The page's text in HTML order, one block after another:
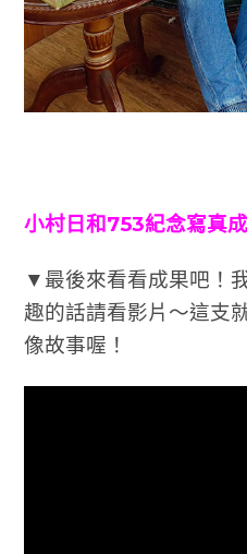
小村日和753紀念寫真
▼最後來看看成果吧！
趣的話請看影片～這支
像故事喔！